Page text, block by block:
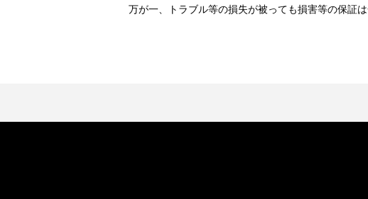
万が一、トラブル等の損失が被っても損害等の保証